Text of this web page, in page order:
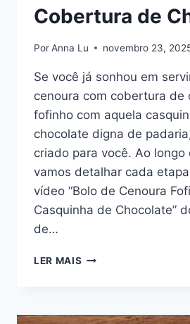
Cobertura de
PorAnna Lu novembro 23,
Se você já sonhou em
cenoura com cobertura de
fofinho com aquela
chocolate digna de
criado para você. Ao longo
vamos detalhar cada
vídeo “Bolo de Cenoura
Casquinha de Chocolate”
de…
LER MAIS BOLO
COBERTURA